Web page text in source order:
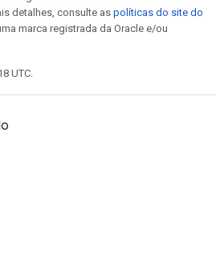
detalhes, consulte as políticas do site do
marca registrada da Oracle e/ou
UTC.